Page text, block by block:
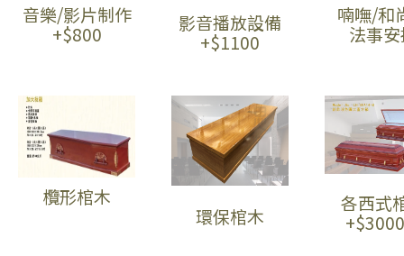
音樂/影片制作
+$800
影音播放設備
+$1100
喃嘸/和
法事
欖形棺木
環保棺木
各西式